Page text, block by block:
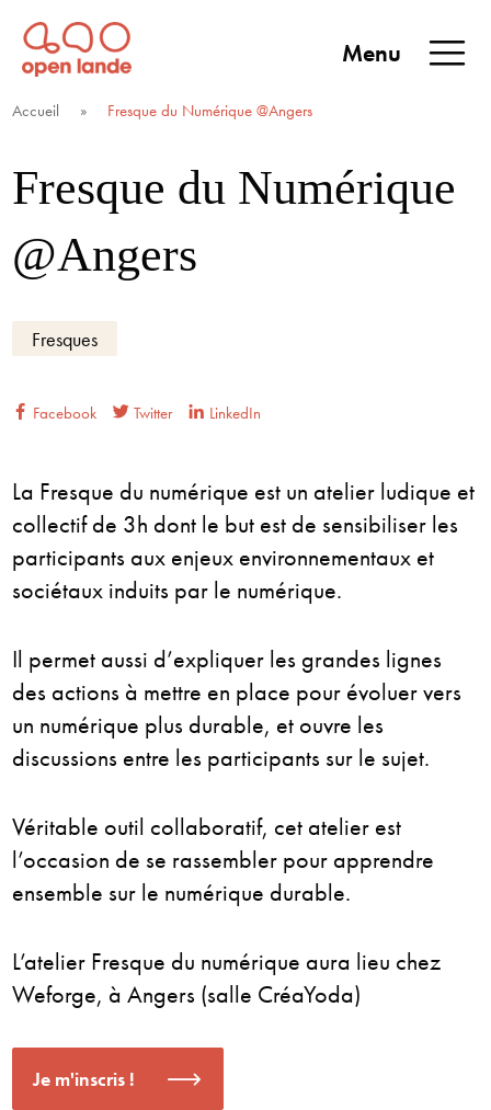
Aller
directement
au
contenu
TERRITOIRES
Open Lande
Entreprises & territoires
Menu
Accueil » Fresque du Numérique @Angers
Fresque du Numérique
@Angers
Fresques
Facebook Twitter LinkedIn
La Fresque du numérique est un atelier ludique et
collectif de 3h dont le but est de sensibiliser les
participants aux enjeux environnementaux et
sociétaux induits par le numérique.
Il permet aussi d’expliquer les grandes lignes
des actions à mettre en place pour évoluer vers
un numérique plus durable, et ouvre les
discussions entre les participants sur le sujet.
Véritable outil collaboratif, cet atelier est
l’occasion de se rassembler pour apprendre
ensemble sur le numérique durable.
L’atelier Fresque du numérique aura lieu chez
Weforge, à Angers (salle CréaYoda)
Je m'inscris !